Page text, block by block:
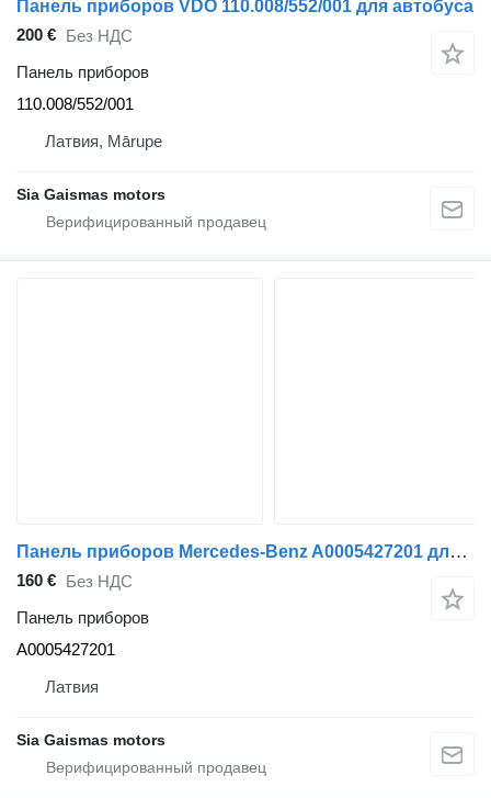
Панель приборов VDO 110.008/552/001 для автобуса
200 € Без НДС
Панель приборов
110.008/552/001
Латвия, Mārupe
Sia Gaismas motors
Панель приборов Mercedes-Benz A0005427201 для автобуса Mercedes-Benz Vario
160 €
Без НДС
Панель приборов
A0005427201
Латвия
Sia Gaismas motors